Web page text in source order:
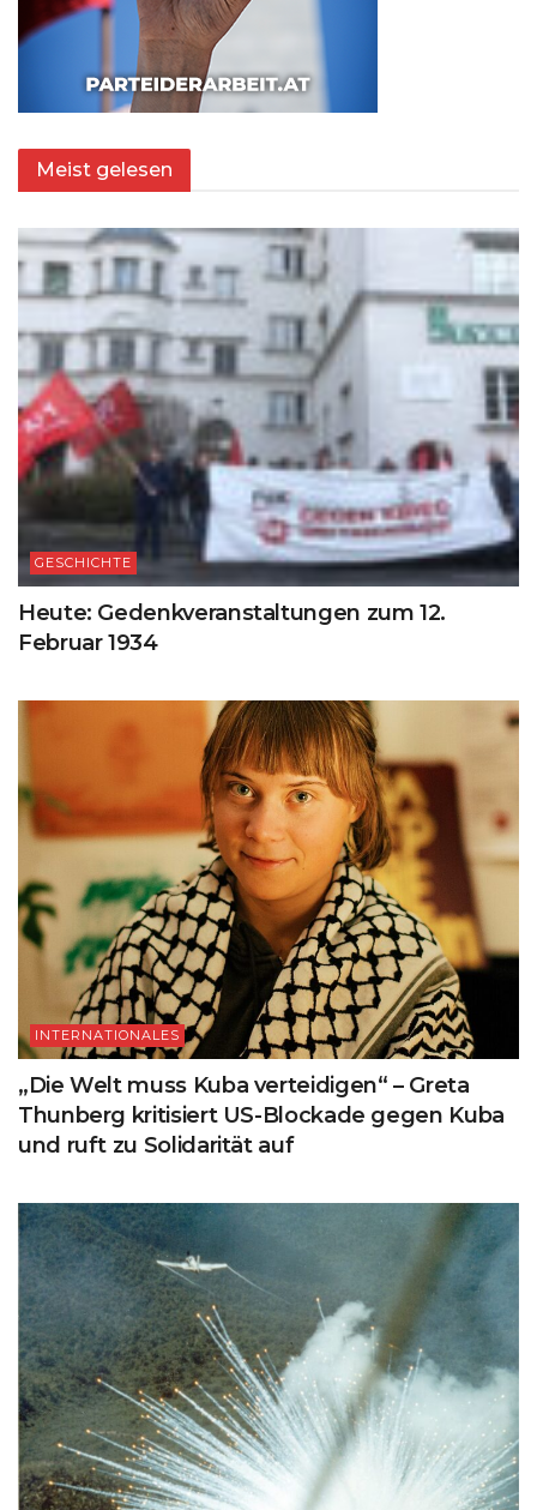
Meist gelesen
GESCHICHTE
Heute: Gedenkveranstaltungen zum 12.
Februar 1934
INTERNATIONALES
„Die Welt muss Kuba verteidigen“ – Greta
Thunberg kritisiert US-Blockade gegen Kuba
und ruft zu Solidarität auf